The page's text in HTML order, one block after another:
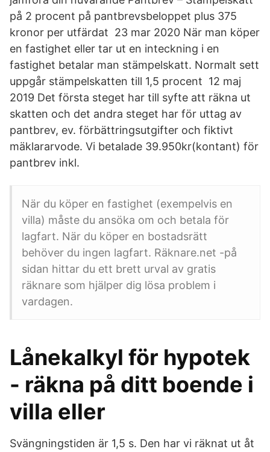
på 2 procent på pantbrevsbeloppet plus 375
kronor per utfärdat 23 mar 2020 När man köper
en fastighet eller tar ut en inteckning i en
fastighet betalar man stämpelskatt. Normalt sett
uppgår stämpelskatten till 1,5 procent 12 maj
2019 Det första steget har till syfte att räkna ut
skatten och det andra steget har för uttag av
pantbrev, ev. förbättringsutgifter och fiktivt
mäklararvode. Vi betalade 39.950kr(kontant) för
pantbrev inkl.
När du köper en fastighet (exempelvis en
villa) måste du ansöka om och betala för
lagfart. När du köper en bostadsrätt
behöver du ingen lagfart. Räknare.net -på
sidan hittar du ett brett urval av gratis
räknare som hjälper dig lösa problem i
vardagen.
Lånekalkyl för hypotek
- räkna på ditt boende i
villa eller
Svängningstiden är 1,5 s. Den har vi räknat ut åt